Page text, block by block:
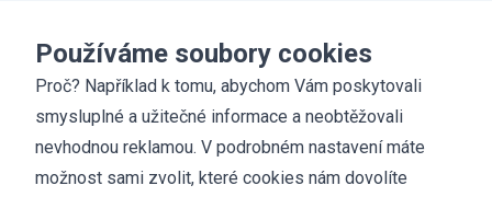
Základní škola
Přátelská atmosféra školáků
20. 6. 2012
Josef Fuka sport
Používáme soubory cookies
Proč? Například k tomu, abychom Vám poskytovali
smysluplné a užitečné informace a neobtěžovali
nevhodnou reklamou. V podrobném nastavení máte
možnost sami zvolit, které cookies nám dovolíte